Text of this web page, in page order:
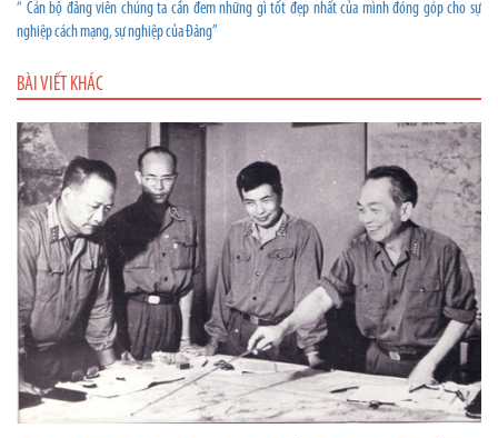
“ Cán bộ đảng viên chúng ta cần đem những gì tốt đẹp nhất của mình đóng góp cho sự
nghiệp cách mạng, sự nghiệp của Đảng”
BÀI VIẾT KHÁC